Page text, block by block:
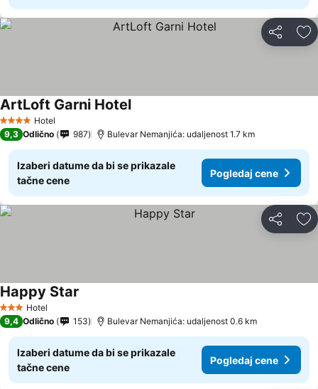
Deli
4 ZvezdiceHotel
ArtLoft Garni Hotel
9,3 Odlično 987 Bulevar Nemanjića: udaljenost 1.7 km
Izaberi datume da bi se prikazale
tačne cene
Pogledaj cene
Deli
3 Zvezdice
Hotel
Happy Star
9,4 Odlično 153 Bulevar Nemanjića: udaljenost 0.6 km
Izaberi datume da bi se prikazale
tačne cene
Pogledaj cene